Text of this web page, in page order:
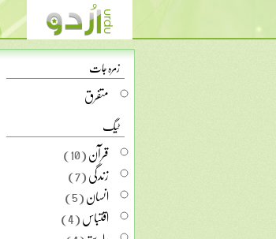
زمرہ جات
متفرق
ٹیگ
قرآن(10)
زندگی(7)
انسان(5)
اقتباس(4)